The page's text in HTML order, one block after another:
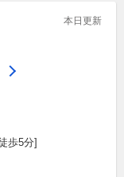
本日更新
歩5分]